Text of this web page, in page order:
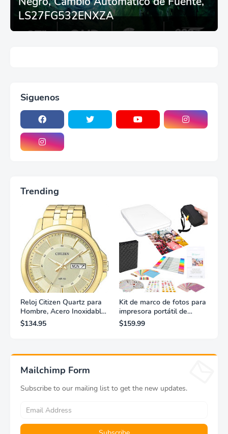
LS27FG532ENXZA
Siguenos
Trending
Reloj Citizen Quartz para
Hombre, Acero Inoxidable,
Clásico, Dorado
$134.95
Kit de marco de fotos para
impresora portátil de
fotografías y vídeos
Lifeprint 3x4,5 (blanca)
$159.99
Mailchimp Form
Subscribe to our mailing list to get the new updates.